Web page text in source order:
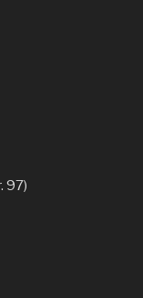
97)